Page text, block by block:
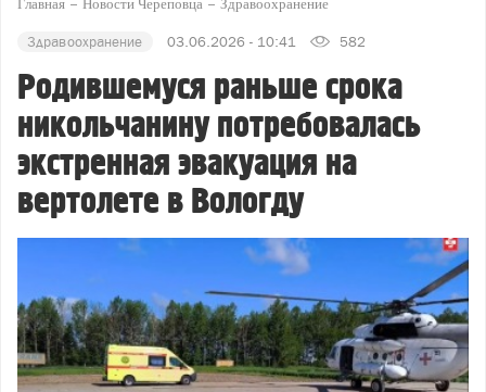
Главная Новости Череповца Здравоохранение
Здравоохранение 03.06.2026 - 10:41 582
Родившемуся раньше срока
никольчанину потребовалась
экстренная эвакуация на
вертолете в Вологду